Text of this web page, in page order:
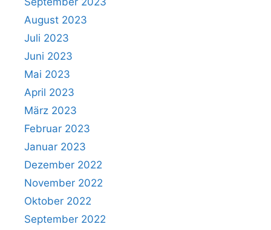
August 2023
Juli 2023
Juni 2023
Mai 2023
April 2023
März 2023
Februar 2023
Januar 2023
Dezember 2022
November 2022
Oktober 2022
September 2022